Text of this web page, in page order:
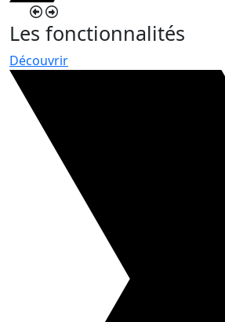
Les fonctionnalités
Découvrir